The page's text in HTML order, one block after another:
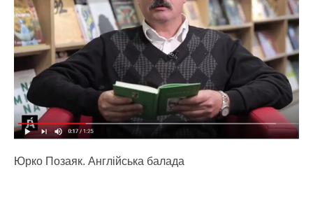
Юрко Позаяк. Англійська балада